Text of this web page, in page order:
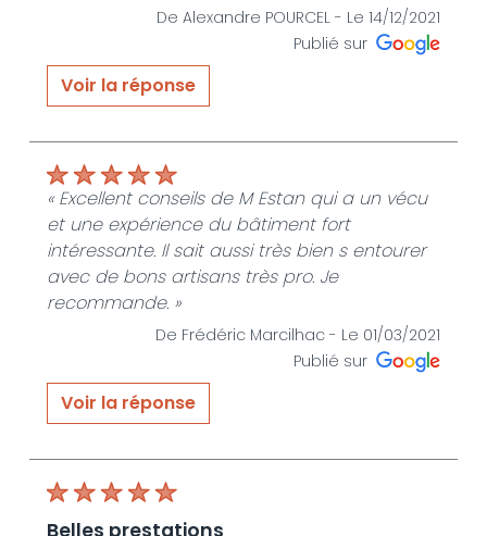
De Alexandre POURCEL - Le 14/12/2021
Publié sur
Voir la réponse
commentaire très positif. Je suis ravi que ce
projet de maison réponde à ton attente .
Personnellement j ai pris plaisir à t
accompagner tout au long de ce projet
Merci encore Jean luc Estang »
De JLE SERVICES HABITAT - Le 14/12/2021
« Excellent conseils de M Estan qui a un vécu
et une expérience du bâtiment fort
intéressante. Il sait aussi très bien s entourer
avec de bons artisans très pro. Je
recommande. »
De Frédéric Marcilhac - Le 01/03/2021
Publié sur
Voir la réponse
publier cet avis!" »
De JLE SERVICES HABITAT - Le 01/03/2021
belles prestations